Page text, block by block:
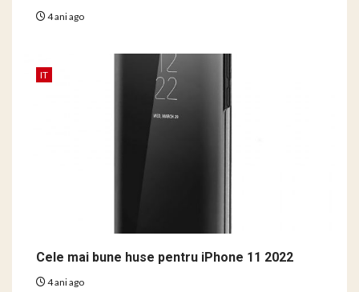
4 ani ago
IT
Cele mai bune huse pentru iPhone 11 2022
4 ani ago